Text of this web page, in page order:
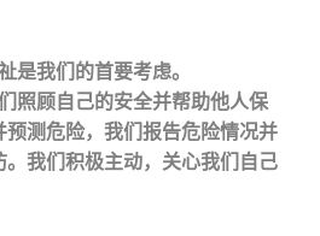
是我们的首要考虑。
照顾自己的安全并帮助他人保
预测危险，我们报告危险情况并
。我们积极主动，关心我们自己